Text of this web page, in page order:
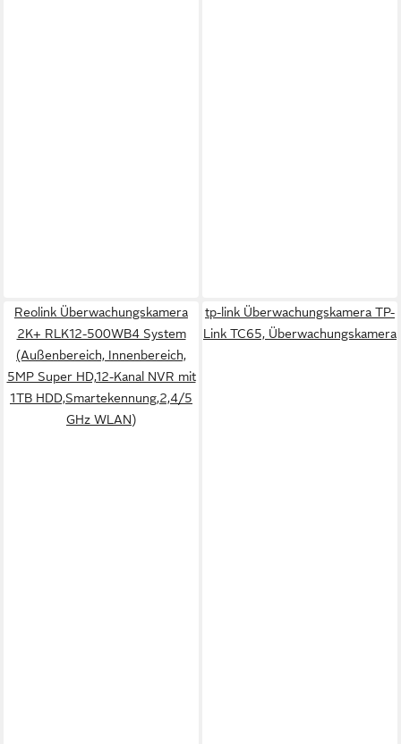
Reolink Überwachungskamera
2K+ RLK12-500WB4 System
(Außenbereich, Innenbereich,
5MP Super HD,12-Kanal NVR mit
1TB HDD,Smartekennung,2,4/5
GHz WLAN)
tp-link Überwachungskamera TP-
Link TC65, Überwachungskamera